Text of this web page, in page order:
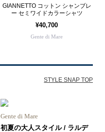
GIANNETTO コットン シャンブレ
ー セミワイドカラーシャツ
¥40,700
Gente di Mare
STYLE SNAP TOP
Gente di Mare
初夏の大人スタイル / ラルデ